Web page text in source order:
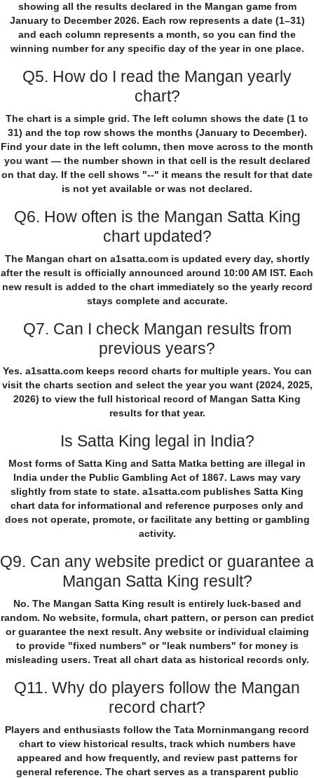
showing all the results declared in the Mangan game from
January to December 2026. Each row represents a date (1–31)
and each column represents a month, so you can find the
winning number for any specific day of the year in one place.
Q5. How do I read the Mangan yearly
chart?
The chart is a simple grid. The left column shows the date (1 to
31) and the top row shows the months (January to December).
Find your date in the left column, then move across to the month
you want — the number shown in that cell is the result declared
on that day. If the cell shows "--" it means the result for that date
is not yet available or was not declared.
Q6. How often is the Mangan Satta King
chart updated?
The Mangan chart on a1satta.com is updated every day, shortly
after the result is officially announced around 10:00 AM IST. Each
new result is added to the chart immediately so the yearly record
stays complete and accurate.
Q7. Can I check Mangan results from
previous years?
Yes. a1satta.com keeps record charts for multiple years. You can
visit the charts section and select the year you want (2024, 2025,
2026) to view the full historical record of Mangan Satta King
results for that year.
Is Satta King legal in India?
Most forms of Satta King and Satta Matka betting are illegal in
India under the Public Gambling Act of 1867. Laws may vary
slightly from state to state. a1satta.com publishes Satta King
chart data for informational and reference purposes only and
does not operate, promote, or facilitate any betting or gambling
activity.
Q9. Can any website predict or guarantee a
Mangan Satta King result?
No. The Mangan Satta King result is entirely luck-based and
random. No website, formula, chart pattern, or person can predict
or guarantee the next result. Any website or individual claiming
to provide "fixed numbers" or "leak numbers" for money is
misleading users. Treat all chart data as historical records only.
Q11. Why do players follow the Mangan
record chart?
Players and enthusiasts follow the Tata Morninmangang record
chart to view historical results, track which numbers have
appeared and how frequently, and review past patterns for
general reference. The chart serves as a transparent public